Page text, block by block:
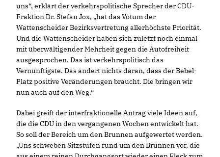
uns“, erklärt der verkehrspolitische Sprecher der CDU-
Fraktion Dr. Stefan Jox, „hat das Votum der
Wattenscheider Bezirksvertretung allerhöchste Priorität.
Und die Wattenscheider haben sich zuletzt noch einmal
mit überwältigender Mehrheit gegen die Autofreiheit
ausgesprochen. Das ist verkehrspolitisch das
Vernünftigste. Das ändert nichts daran, dass der Bebel-
Platz positive Veränderungen braucht. Die bringen wir
nun auch auf den Weg.“
Dabei greift der interfraktionelle Antrag viele Ideen auf,
die die CDU in den vergangenen Wochen entwickelt hat.
So soll der Bereich um den Brunnen aufgewertet werden.
Uns schweben Sitzstufen rund um den Brunnen vor, die